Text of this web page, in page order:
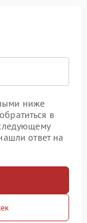
ниже
в
ответ на